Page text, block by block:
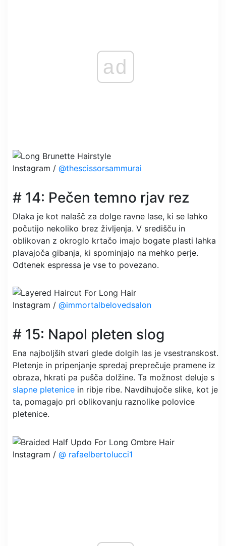
ad
Instagram / @thescissorsammurai
# 14: Pečen temno rjav rez
Dlaka je kot nalašč za dolge ravne lase, ki se lahko
počutijo nekoliko brez življenja. V središču in
oblikovan z okroglo krtačo imajo bogate plasti lahka
plavajoča gibanja, ki spominjajo na mehko perje.
Odtenek espressa je vse to povezano.
Instagram / @immortalbelovedsalon
# 15: Napol pleten slog
Ena najboljših stvari glede dolgih las je vsestranskost.
Pletenje in pripenjanje spredaj preprečuje pramene iz
obraza, hkrati pa pušča dolžine. Ta možnost deluje s
slapne pletenice in ribje ribe. Navdihujoče slike, kot je
ta, pomagajo pri oblikovanju raznolike polovice
pletenice.
Instagram / @ rafaelbertolucci1